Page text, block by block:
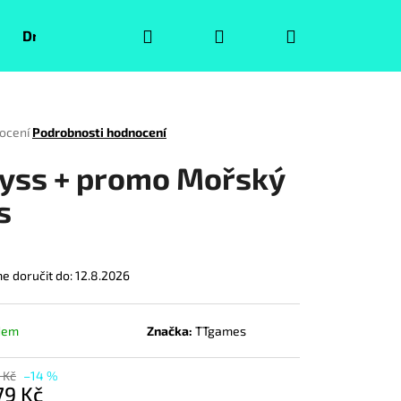
Druhá jakost Pokémoni Volný čas
Přihlášení
Podrobnosti hodnocení
+ promo Mořský
doručit do:12.8.2026
Značka: TTgames
–14 %
Kč